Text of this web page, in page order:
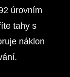
úrovním
tahy s
náklon